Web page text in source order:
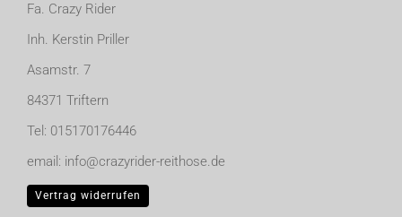
Fa. Crazy Rider
Inh. Kerstin Priller
Asamstr. 7
84371 Triftern
Tel: 015170176446
email: info@crazyrider-reithose.de
Vertrag widerrufen